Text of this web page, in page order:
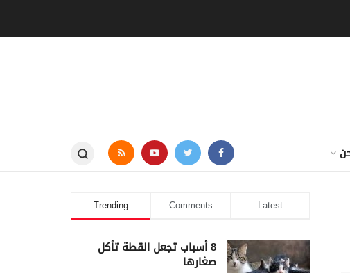
Trending Comments Latest
8 أسباب تجعل القطة تأكل
صغارها